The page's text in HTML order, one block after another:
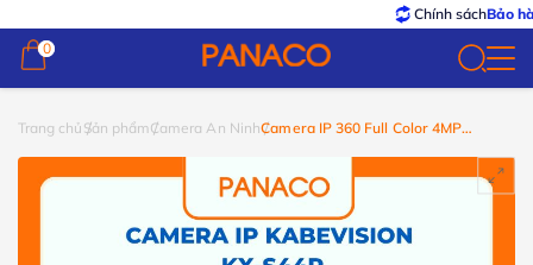
Chính sáchBảo hành –
0
0
Trang chủ Sản phẩmCamera An NinhCamera IP 360 Full Color 4MP